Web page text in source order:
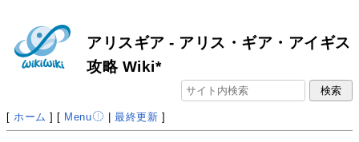
アリスギア - アリス・ギア・アイギス
攻略 Wiki*
[ ホーム ] [ Menu |最終更新 ]